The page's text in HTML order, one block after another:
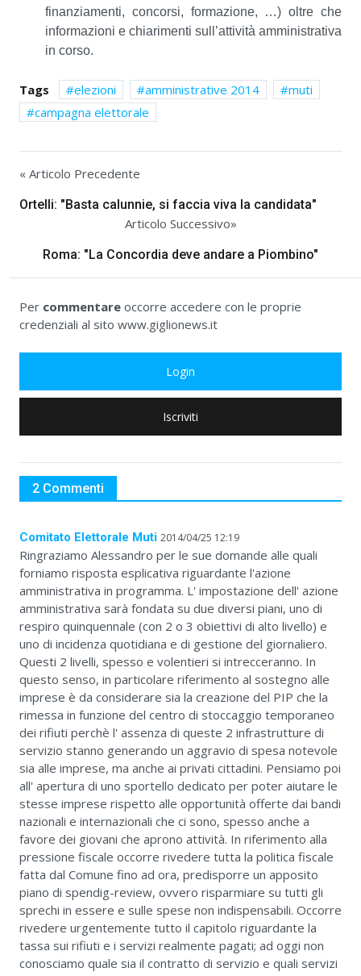
finanziamenti, concorsi, formazione, …) oltre che
informazioni e chiarimenti sull’attività amministrativa
in corso.
Tags elezioni amministrative 2014
muti
campagna elettorale
« Articolo Precedente
Ortelli: "Basta calunnie, si faccia viva la candidata"
Articolo Successivo»
Roma: "La Concordia deve andare a Piombino"
Per commentare occorre accedere con le proprie
credenziali al sito www.giglionews.it
Login
Iscriviti
2 Commenti
Comitato Elettorale Muti 2014/04/25 12:19
Ringraziamo Alessandro per le sue domande alle quali
forniamo risposta esplicativa riguardante l'azione
amministrativa in programma. L' impostazione dell' azione
amministrativa sarà fondata su due diversi piani, uno di
respiro quinquennale (con 2 o 3 obiettivi di alto livello) e
uno di incidenza quotidiana e di gestione del giornaliero.
Questi 2 livelli, spesso e volentieri si intrecceranno. In
questo senso, in particolare riferimento al sostegno alle
imprese è da considerare sia la creazione del PIP che la
rimessa in funzione del centro di stoccaggio temporaneo
dei rifiuti perchè l' assenza di queste 2 infrastrutture di
servizio stanno generando un aggravio di spesa notevole
sia alle imprese, ma anche ai privati cittadini. Pensiamo poi
all' apertura di uno sportello dedicato per poter aiutare le
stesse imprese rispetto alle opportunità offerte dai bandi
nazionali e internazionali che ci sono, spesso anche a
favore dei giovani che aprono attività. In riferimento alla
pressione fiscale occorre rivedere tutta la politica fiscale
fatta dal Comune fino ad ora, predisporre un apposito
piano di spendig-review, ovvero risparmiare su tutti gli
sprechi in essere e sulle spese non indispensabili. Occorre
rivedere urgentemente tutto il capitolo riguardante la
tassa sui rifiuti e i servizi realmente pagati; ad oggi non
conosciamo quale sia il contratto di servizio e quali servizi